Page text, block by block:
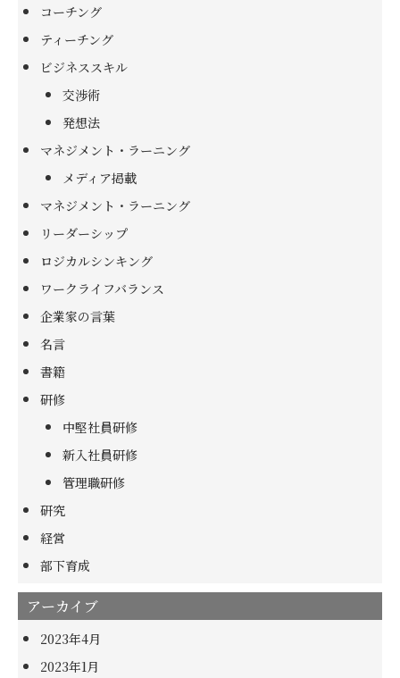
コーチング
ティーチング
ビジネススキル
交渉術
発想法
マネジメント・ラーニング
メディア掲載
マネジメント・ラーニング
リーダーシップ
ロジカルシンキング
ワークライフバランス
企業家の言葉
名言
書籍
研修
中堅社員研修
新入社員研修
管理職研修
研究
経営
部下育成
アーカイブ
2023年4月
2023年1月